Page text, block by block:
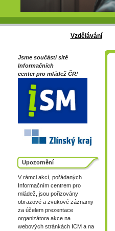
Vzdělávání
Jsme součástí sítě
Informačních
center pro mládež ČR!
Upozornění
V rámci akcí, pořádaných
Informačním centrem pro
mládež, jsou pořizovány
obrazové a zvukové záznamy
za účelem prezentace
organizátora akce na
webových stránkách ICM a na